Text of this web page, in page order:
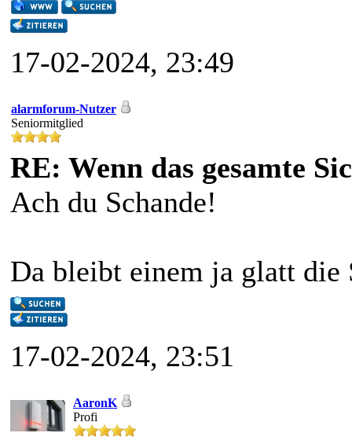
17-02-2024, 23:49
alarmforum-Nutzer
Seniormitglied
RE: Wenn das gesamte
Ach du Schande!
Da bleibt einem ja glatt die
17-02-2024, 23:51
AaronK
Profi